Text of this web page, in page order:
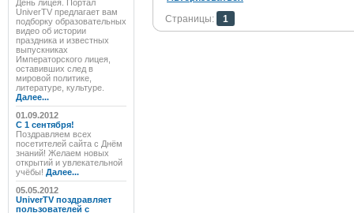
День лицея. Портал
UniverTV предлагает вам
подборку образовательных
видео об истории
праздника и известных
выпускниках
Императорского лицея,
оставивших след в
мировой политике,
литературе, культуре.
Далее...
01.09.2012
C 1 сентября!
Поздравляем всех
посетителей сайта с Днём
знаний! Желаем новых
открытий и увлекательной
учёбы! Далее...
05.05.2012
UniverTV поздравляет
пользователей с
Страницы:
1